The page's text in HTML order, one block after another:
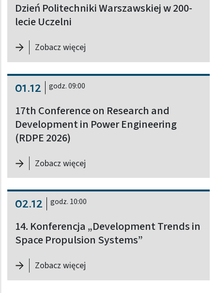
Dzień Politechniki Warszawskiej w 200-
lecie Uczelni
Zobacz więcej-
01.12 godz. 09:00
17th Conference on Research and
Development in Power Engineering
(RDPE 2026)
Zobacz więcej-
02.12 godz. 10:00
14. Konferencja „Development Trends in
Space Propulsion Systems”
Zobacz więcej-